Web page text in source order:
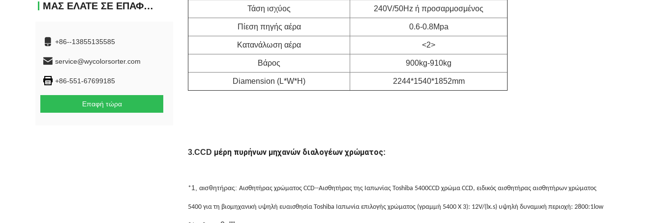
ΜΑΣ ΕΛΆΤΕ ΣΕ ΕΠΑΦΉ ΜΕ
+86--13855135585
service@wycolorsorter.com
+86-551-67699185
Επαφή τώρα
Τάση ισχύος 240V/50Hz ή προσαρμοσμένος
Πίεση πηγής αέρα 0.6-0.8Mpa
Κατανάλωση αέρα <2>
Βάρος 900kg-910kg
Diamension (L*W*H) 2244*1540*1852mm
3.CCD μέρη πυρήνων μηχανών διαλογέων χρώματος:
*1, αισθητήρας: Αισθητήρας χρώματος CCD--Αισθητήρας της Ιαπωνίας Toshiba 5400CCD χρώμα CCD, ειδικός αισθητήρας αισθητήρων χρώματος
5400 για τη βιομηχανική υψηλή ευαισθησία Toshiba Ιαπωνία επιλογής χρώματος (γραμμή 5400 X 3): 12V/(lx.s) υψηλή δυναμική περιοχή: 2800:1low